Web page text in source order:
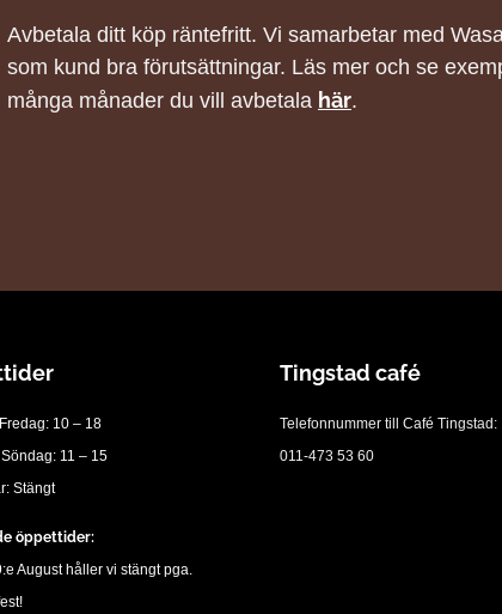
Avbetala ditt köp räntefritt. Vi samarbetar med
som kund bra förutsättningar. Läs mer och se
många månader du vill avbetala här.
10 – 18
11 – 15
Stängt
öppettider:
August håller vi stängt pga.
Tingstad café
Telefonnummer till Café Tingstad:
011-473 53 60